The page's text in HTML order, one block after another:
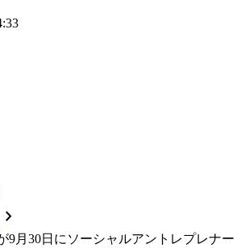
chevron_forward
9月30日にソーシャルアントレプレナー